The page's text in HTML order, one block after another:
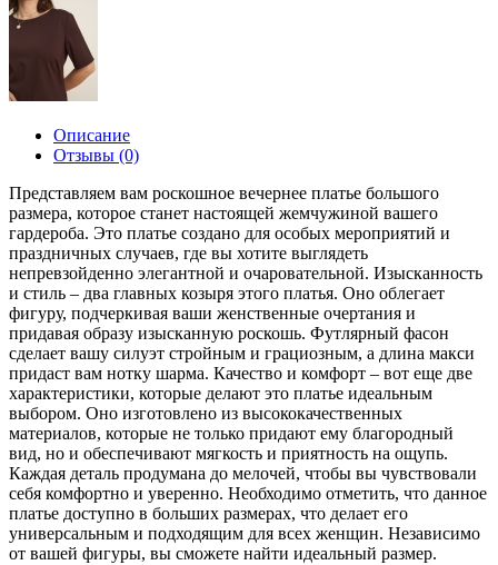
Описание
Отзывы (0)
Представляем вам роскошное вечернее платье большого
размера, которое станет настоящей жемчужиной вашего
гардероба. Это платье создано для особых мероприятий и
праздничных случаев, где вы хотите выглядеть
непревзойденно элегантной и очаровательной. Изысканность
и стиль – два главных козыря этого платья. Оно облегает
фигуру, подчеркивая ваши женственные очертания и
придавая образу изысканную роскошь. Футлярный фасон
сделает вашу силуэт стройным и грациозным, а длина макси
придаст вам нотку шарма. Качество и комфорт – вот еще две
характеристики, которые делают это платье идеальным
выбором. Оно изготовлено из высококачественных
материалов, которые не только придают ему благородный
вид, но и обеспечивают мягкость и приятность на ощупь.
Каждая деталь продумана до мелочей, чтобы вы чувствовали
себя комфортно и уверенно. Необходимо отметить, что данное
платье доступно в больших размерах, что делает его
универсальным и подходящим для всех женщин. Независимо
от вашей фигуры, вы сможете найти идеальный размер.